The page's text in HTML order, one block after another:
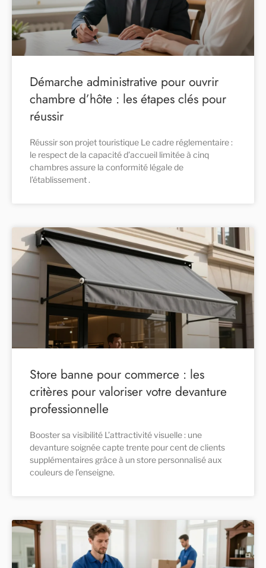
Démarche administrative pour ouvrir
chambre d’hôte : les étapes clés pour
réussir
Réussir son projet touristique Le cadre réglementaire :
le respect de la capacité d’accueil limitée à cinq
chambres assure la conformité légale de
l’établissement .
Store banne pour commerce : les
critères pour valoriser votre devanture
professionnelle
Booster sa visibilité L’attractivité visuelle : une
devanture soignée capte trente pour cent de clients
supplémentaires grâce à un store personnalisé aux
couleurs de l’enseigne.